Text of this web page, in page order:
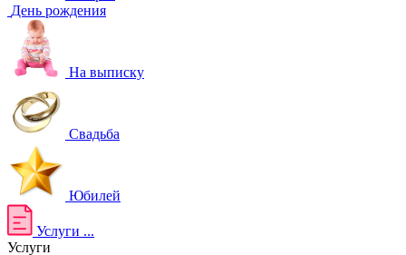
День рождения
На выписку
Свадьба
Юбилей
Услуги ...
Услуги